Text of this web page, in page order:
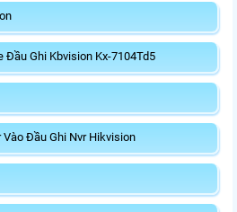
Đầu Ghi Kbvision Kx-7104Td5
Đầu Ghi Nvr Hikvision